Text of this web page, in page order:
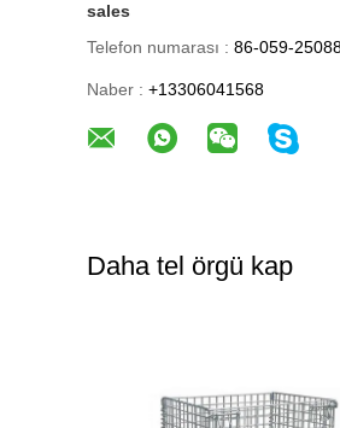
sales
Telefon numarası : 86-059-
Naber : +13306041568
Daha tel örgü kap